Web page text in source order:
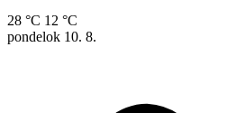
28 °C 12 °C
pondelok 10. 8.